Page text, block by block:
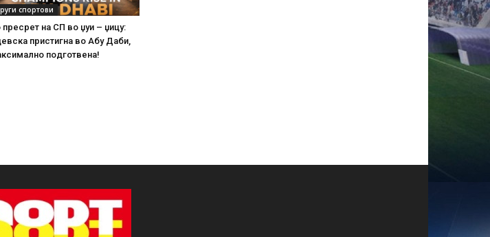
спортови
пресрет на СП во џуи – џицу:
пристигна во Абу Даби,
подготвена!